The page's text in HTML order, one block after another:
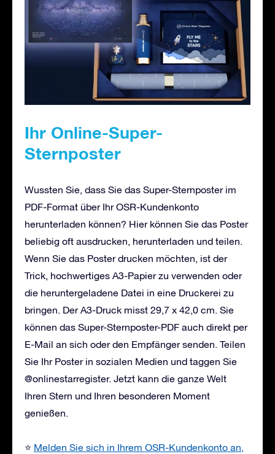
Ihr Online-Super-
Sternposter
Wussten Sie, dass Sie das Super-Sternposter im
PDF-Format über Ihr OSR-Kundenkonto
herunterladen können? Hier können Sie das Poster
beliebig oft ausdrucken, herunterladen und teilen.
Wenn Sie das Poster drucken möchten, ist der
Trick, hochwertiges A3-Papier zu verwenden oder
die heruntergeladene Datei in eine Druckerei zu
bringen. Der A3-Druck misst 29,7 x 42,0 cm. Sie
können das Super-Sternposter-PDF auch direkt per
E-Mail an sich oder den Empfänger senden. Teilen
Sie Ihr Poster in sozialen Medien und taggen Sie
@onlinestarregister. Jetzt kann die ganze Welt
Ihren Stern und Ihren besonderen Moment
genießen.
⭐ Melden Sie sich in Ihrem OSR-Kundenkonto an,